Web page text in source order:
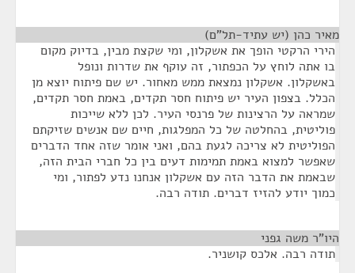
מאיר כהן (יש עתיד-תל"ם)
הירי הרקטי הופך את אשקלון, ומי שקצת מבין, בדיוק מקום
בו אתה לוחץ על הכפתור, זה עוקף את שדרות ונופל
באשקלון. אשקלון נמצאת ממש מאחור. יש שם פיתוח יוצא מן
הכלל. בצפון העיר יש פיתוח חסר תקדים, באמת חסר תקדים,
שמראה על הרצינות של פרנסי העיר. לכן ללא שייכות
פוליטית, בהחלטה של כל המפלגות, חיים שם אנשים שזיקתם
הפוליטית לא צריכה לגעת בהם, ואני אומר שזה אחד הדברים
שאפשר למצוא באמת תמימות דעים בין כל חברי הבית הזה,
שבאמת את הדבר הזה עם אשקלון אנחנו נדע לפתור, ומי
כמוך יודע להזיז דברים. תודה רבה.
היו"ר משה גפני
תודה רבה. אלכס קושניר.